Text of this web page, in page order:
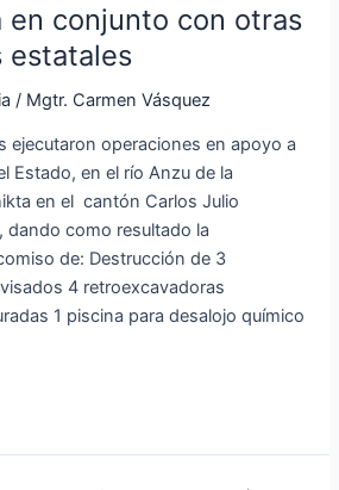
en conjunto con otras
estatales
/ Mgtr. Carmen Vásquez
ejecutaron operaciones en apoyo a
Estado, en el río Anzu de la
en el cantón Carlos Julio
dando como resultado la
de: Destrucción de 3
4 retroexcavadoras
1 piscina para desalojo químico